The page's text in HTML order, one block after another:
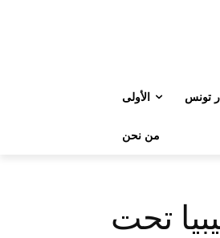
الأولى تونس
من نحن
تحت